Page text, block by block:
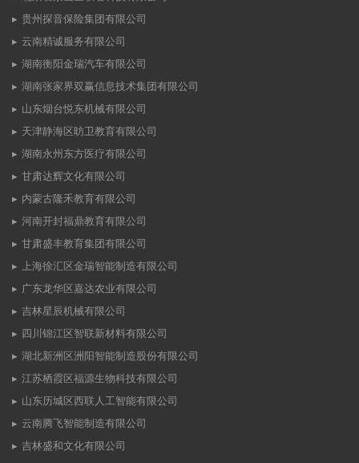
贵州探音保险集团有限公司
云南精诚服务有限公司
湖南衡阳金瑞汽车有限公司
湖南张家界双赢信息技术集团有限公司
山东烟台悦东机械有限公司
天津静海区昉卫教育有限公司
湖南永州东方医疗有限公司
甘肃达辉文化有限公司
内蒙古隆禾教育有限公司
河南开封福鼎教育有限公司
甘肃盛丰教育集团有限公司
上海徐汇区金瑞智能制造有限公司
广东龙华区嘉达农业有限公司
吉林星辰机械有限公司
四川锦江区智联新材料有限公司
湖北新洲区洲阳智能制造股份有限公司
江苏栖霞区福源生物科技有限公司
山东历城区西联人工智能有限公司
云南腾飞智能制造有限公司
吉林盛和文化有限公司